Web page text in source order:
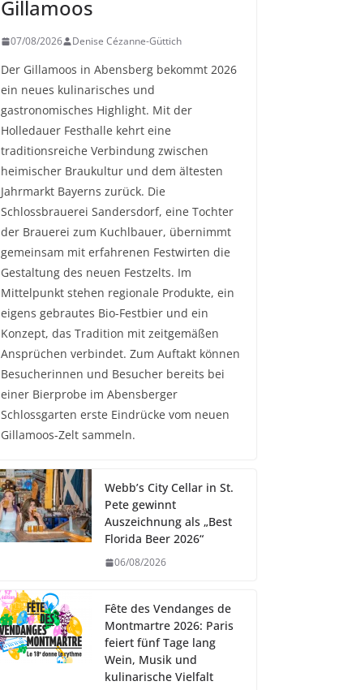
Gillamoos
07/08/2026 Denise Cézanne-Güttich
Der Gillamoos in Abensberg bekommt 2026
ein neues kulinarisches und
gastronomisches Highlight. Mit der
Holledauer Festhalle kehrt eine
traditionsreiche Verbindung zwischen
heimischer Braukultur und dem ältesten
Jahrmarkt Bayerns zurück. Die
Schlossbrauerei Sandersdorf, eine Tochter
der Brauerei zum Kuchlbauer, übernimmt
gemeinsam mit erfahrenen Festwirten die
Gestaltung des neuen Festzelts. Im
Mittelpunkt stehen regionale Produkte, ein
eigens gebrautes Bio-Festbier und ein
Konzept, das Tradition mit zeitgemäßen
Ansprüchen verbindet. Zum Auftakt können
Besucherinnen und Besucher bereits bei
einer Bierprobe im Abensberger
Schlossgarten erste Eindrücke vom neuen
Gillamoos-Zelt sammeln.
Webb’s City Cellar in St.
Pete gewinnt
Auszeichnung als „Best
Florida Beer 2026“
06/08/2026
Fête des Vendanges de
Montmartre 2026: Paris
feiert fünf Tage lang
Wein, Musik und
kulinarische Vielfalt